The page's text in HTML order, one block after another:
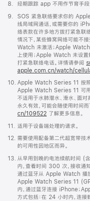
脚
8. 经期跟踪 app 不用作节育手段
脚
9.
SOS 紧急联络要求你的
线局域网通话，或需要你的
络表款在许多地方拨打紧急联
情况下，某些蜂窝网络可能不
Watch 未激活；Apple Watch
上使用；Apple Watch 未设
打紧急联络电话。详情请参阅
apple.com.cn/watch/
脚
10.
Apple Watch Series 11 按
Apple Watch Series 11 可用
不适用于水肺潜水、滑水、面
永久有效，可能会随使用时间而
cn/109522 了解更多信息。
脚
11. 适用于设备端处理的请求。
脚
12. 需要使用配备第二代超宽带
的可用性因地区而异。
脚
13.
从早用到晚的电池续航时间 (
内，查看时间 300 次，接收通
通过蓝牙从 Apple Watch 播
Apple Watch Series 11
内，通过蓝牙连接 iPhone；
方式包括：在 24 小时内，连